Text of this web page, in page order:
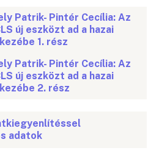
Patrik- Pintér Cecília: Az
új eszközt ad a hazai
1. rész
Patrik- Pintér Cecília: Az
új eszközt ad a hazai
2. rész
adatok